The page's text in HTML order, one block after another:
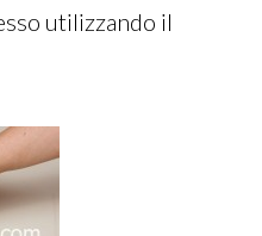
utilizzando il